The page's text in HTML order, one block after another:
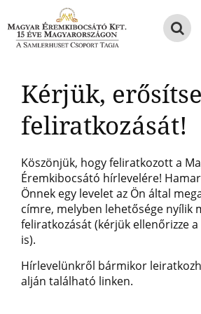
Kérjük,
feliratkozását!
Köszönjük, hogy feliratkozott a
Éremkibocsátó hírlevelére!
Önnek egy levelet az Ön által
címre, melyben lehetősége nyílik
feliratkozását (kérjük ellenőrizze
is).
Hírlevelünkről bármikor
alján található linken.